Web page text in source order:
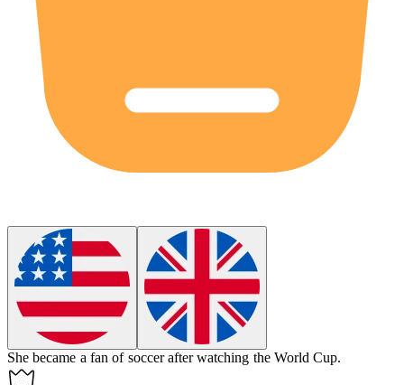
She became a fan of soccer after watching the World Cup.